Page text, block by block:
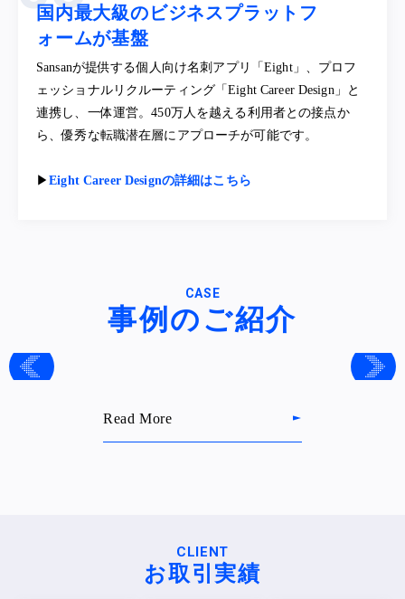
国内最大級のビジネスプラットフ
ォームが基盤
Sansanが提供する個人向け名刺アプリ「Eight」、プロフ
ェッショナルリクルーティング「Eight Career Design」と
連携し、一体運営。450万人を越える利用者との接点か
ら、優秀な転職潜在層にアプローチが可能です。
▶︎Eight Career Designの詳細はこちら
CASE
事例のご紹介
Read More
CLIENT
お取引実績